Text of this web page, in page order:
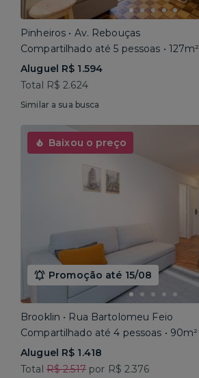
Pinheiros • Av. Rebouças
Compartilhado até 5 pessoas • 127m²
Aluguel R$ 1.594
Total R$ 2.624
Similar a sua busca
Baixou o preço
Promoção até 15/08
Brooklin • Rua Bartolomeu Feio
Compartilhado até 4 pessoas • 90m²
Aluguel R$ 1.418
Total R$ 2.517por R$ 2.376